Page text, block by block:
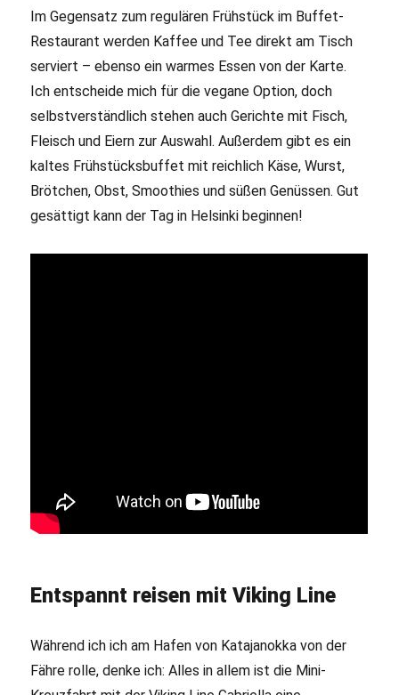
Im Gegensatz zum regulären Frühstück im Buffet-
Restaurant werden Kaffee und Tee direkt am Tisch
serviert – ebenso ein warmes Essen von der Karte.
Ich entscheide mich für die vegane Option, doch
selbstverständlich stehen auch Gerichte mit Fisch,
Fleisch und Eiern zur Auswahl. Außerdem gibt es ein
kaltes Frühstücksbuffet mit reichlich Käse, Wurst,
Brötchen, Obst, Smoothies und süßen Genüssen. Gut
gesättigt kann der Tag in Helsinki beginnen!
Entspannt reisen mit Viking Line
Während ich ich am Hafen von Katajanokka von der
Fähre rolle, denke ich: Alles in allem ist die Mini-